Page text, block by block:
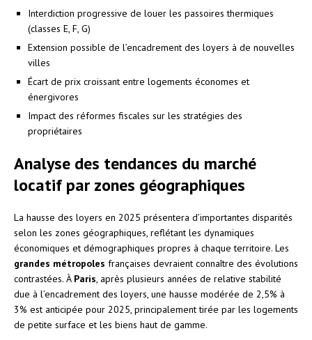
Interdiction progressive de louer les passoires thermiques
(classes E, F, G)
Extension possible de l’encadrement des loyers à de nouvelles
villes
Écart de prix croissant entre logements économes et
énergivores
Impact des réformes fiscales sur les stratégies des
propriétaires
Analyse des tendances du marché
locatif par zones géographiques
La hausse des loyers en 2025 présentera d’importantes disparités
selon les zones géographiques, reflétant les dynamiques
économiques et démographiques propres à chaque territoire. Les
grandes métropoles françaises devraient connaître des évolutions
contrastées. À Paris , après plusieurs années de relative stabilité
due à l’encadrement des loyers, une hausse modérée de 2,5% à
3% est anticipée pour 2025, principalement tirée par les logements
de petite surface et les biens haut de gamme.